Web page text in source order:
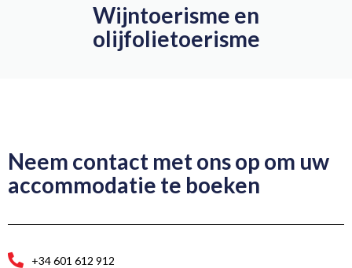
Wijntoerisme en
olijfolietoerisme
Neem contact met ons op om uw
accommodatie te boeken
+34 601 612 912